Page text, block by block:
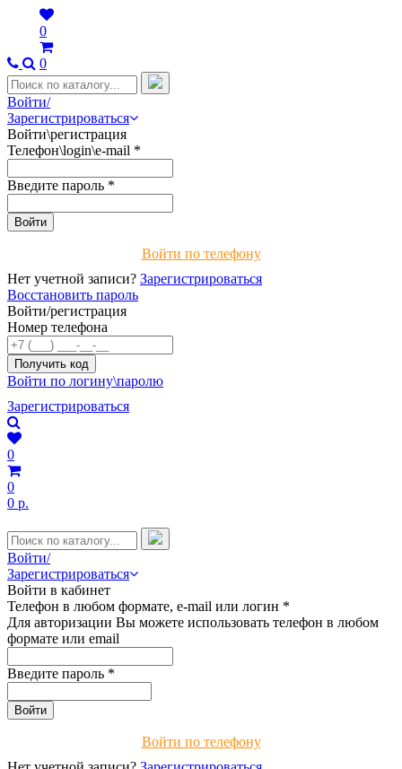
0
0
Войти/
Зарегистрироваться
Войти\регистрация
Телефон\login\e-mail *
Введите пароль *
Войти по телефону
Нет учетной записи? Зарегистрироваться
Восстановить пароль
Войти/регистрация
Номер телефона
Войти по логину\паролю
Зарегистрироваться
0
0
0 р.
Войти/
Зарегистрироваться
Войти в кабинет
Телефон в любом формате, e-mail или логин *
Для авторизации Вы можете использовать телефон в любом
формате или email
Введите пароль *
Войти по телефону